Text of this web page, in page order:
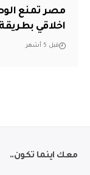
مصر تمنع
اخلاقي
قبل 5 أشهر
معك اينما تكون..